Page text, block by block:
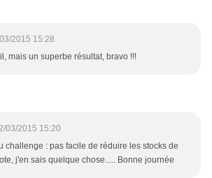
2015 15:28
mais un superbe résultat, bravo !!!
03/2015 15:20
challenge : pas facile de réduire les stocks de
j'en sais quelque chose..... Bonne journée